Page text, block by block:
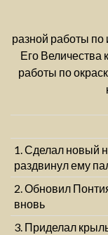
разной работы по
Его Величества
работы по
1. Сделал новый
раздвинул ему
2. Обновил
вновь
3. Приделал